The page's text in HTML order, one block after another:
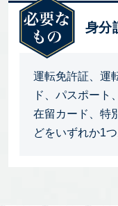
身分
運転免許証、運
ド、パスポート
在留カード、特
どをいずれか1